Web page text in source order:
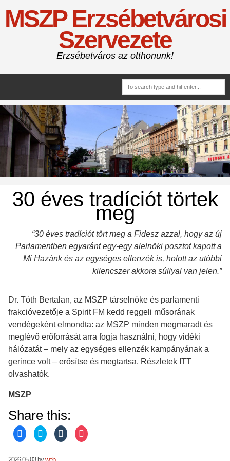
MSZP Erzsébetvárosi
Szervezete
Erzsébetváros az otthonunk!
30 éves tradíciót törtek
meg
“30 éves tradíciót tört meg a Fidesz azzal, hogy az új
Parlamentben egyaránt egy-egy alelnöki posztot kapott a
Mi Hazánk és az egységes ellenzék is, holott az utóbbi
kilencszer akkora súllyal van jelen.”
Dr. Tóth Bertalan, az MSZP társelnöke és parlamenti
frakcióvezetője a Spirit FM kedd reggeli műsorának
vendégeként elmondta: az MSZP minden megmaradt és
meglévő erőforrását arra fogja használni, hogy vidéki
hálózatát – mely az egységes ellenzék kampányának a
gerince volt – erősítse és megtartsa. Részletek ITT
olvashatók.
MSZP
Share this:
C
l
k
C
l
k
C
l
C
l